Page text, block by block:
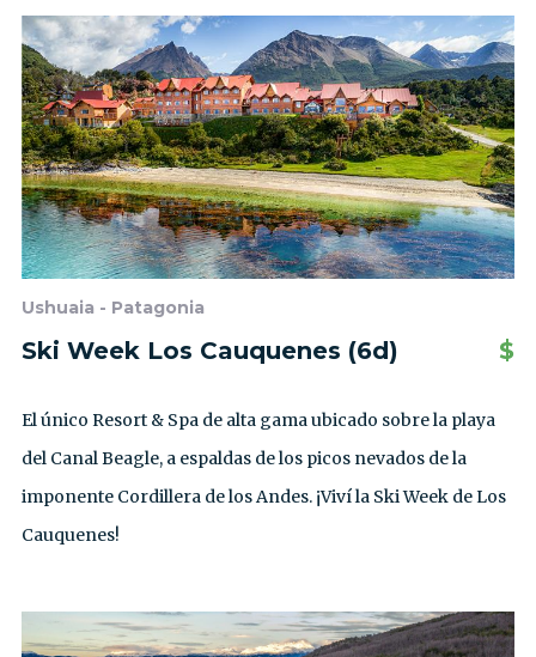
Ushuaia - Patagonia
Ski Week Los Cauquenes (6d) $
El único Resort & Spa de alta gama ubicado sobre la playa
del Canal Beagle, a espaldas de los picos nevados de la
imponente Cordillera de los Andes. ¡Viví la Ski Week de Los
Cauquenes!